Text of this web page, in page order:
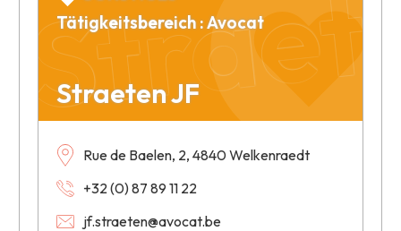
Straeten JF
Tätigkeitsbereich : Avocat
Rue de Baelen, 2, 4840 Welkenraedt
+32 (0) 87 89 11 22
jf.straeten@avocat.be